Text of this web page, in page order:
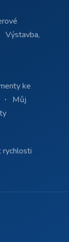
Výstavba,
ke
Můj
rychlosti